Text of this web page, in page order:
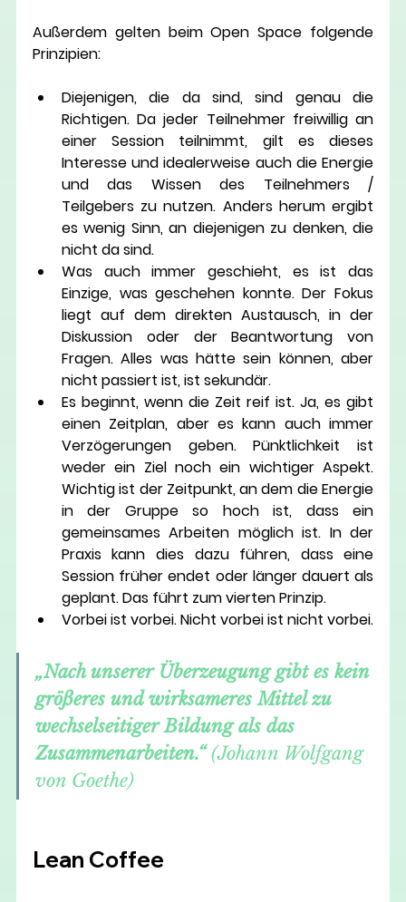
Außerdem gelten beim Open Space folgende
Prinzipien:
Diejenigen, die da sind, sind genau die
Richtigen. Da jeder Teilnehmer freiwillig an
einer Session teilnimmt, gilt es dieses
Interesse und idealerweise auch die Energie
und das Wissen des Teilnehmers /
Teilgebers zu nutzen. Anders herum ergibt
es wenig Sinn, an diejenigen zu denken, die
nicht da sind.
Was auch immer geschieht, es ist das
Einzige, was geschehen konnte. Der Fokus
liegt auf dem direkten Austausch, in der
Diskussion oder der Beantwortung von
Fragen. Alles was hätte sein können, aber
nicht passiert ist, ist sekundär.
Es beginnt, wenn die Zeit reif ist. Ja, es gibt
einen Zeitplan, aber es kann auch immer
Verzögerungen geben. Pünktlichkeit ist
weder ein Ziel noch ein wichtiger Aspekt.
Wichtig ist der Zeitpunkt, an dem die Energie
in der Gruppe so hoch ist, dass ein
gemeinsames Arbeiten möglich ist. In der
Praxis kann dies dazu führen, dass eine
Session früher endet oder länger dauert als
geplant. Das führt zum vierten Prinzip.
Vorbei ist vorbei. Nicht vorbei ist nicht vorbei.
„Nach unserer Überzeugung gibt es kein
größeres und wirksameres Mittel zu
wechselseitiger Bildung als das
Zusammenarbeiten.“ (Johann Wolfgang
von Goethe)
Lean Coffee